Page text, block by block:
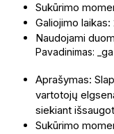
Sukūrimo
Galiojimo
Naudojami
Pavadinimas: _ga
Aprašymas:
vartotojų
siekiant
Sukūrimo